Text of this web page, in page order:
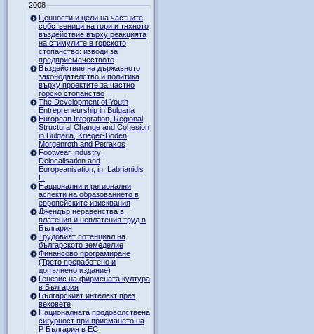
2008
Ценности и цели на частните
собственици на гори и тяхното
въздействие върху реакцията
на стимулите в горското
стопанство: изводи за
предприемачеството
Въздействие на държавното
законодателство и политика
върху проектите за частно
горско стопанство
The Development of Youth
Entrepreneurship in Bulgaria
European Integration, Regional
Structural Change and Cohesion
in Bulgaria, Krieger-Boden,
Morgenroth and Petrakos
Footwear Industry:
Delocalisation and
Europeanisation, in: Labrianidis
L.
Национални и регионални
аспекти на образованието в
европейските изисквания
Джендър неравенства в
платения и неплатения труд в
България
Трудовият потенциал на
българското земеделие
Финансово програмиране
(Трето преработено и
допълнено издание)
Генезис на фирмената култура
в България
Българският интелект през
вековете
Националната продоволствена
сигурност при приемането на
Р България в ЕС